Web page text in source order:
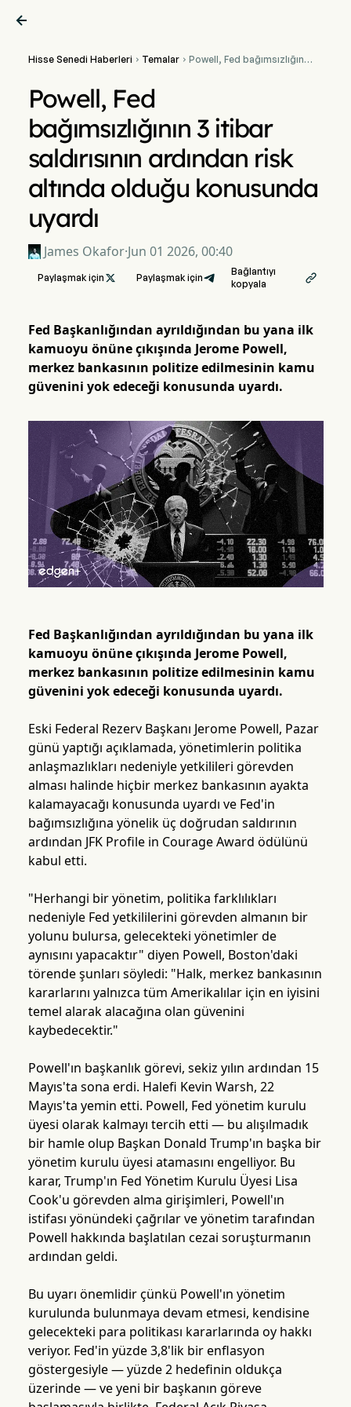

Hisse Senedi Haberleri  Temalar Powell, Fed bağımsızlığının
Powell, Fed
bağımsızlığının 3 itibar
saldırısının ardından risk
altında olduğu konusunda
uyardı
James Okafor·Jun 01 2026, 00:40
Paylaşmak için  Paylaşmak için
Bağlantıyı
kopyala

Fed Başkanlığından ayrıldığından bu yana ilk
kamuoyu önüne çıkışında Jerome Powell,
merkez bankasının politize edilmesinin kamu
güvenini yok edeceği konusunda uyardı.
Fed Başkanlığından ayrıldığından bu yana ilk
kamuoyu önüne çıkışında Jerome Powell,
merkez bankasının politize edilmesinin kamu
güvenini yok edeceği konusunda uyardı.
Eski Federal Rezerv Başkanı Jerome Powell, Pazar
günü yaptığı açıklamada, yönetimlerin politika
anlaşmazlıkları nedeniyle yetkilileri görevden
alması halinde hiçbir merkez bankasının ayakta
kalamayacağı konusunda uyardı ve Fed'in
bağımsızlığına yönelik üç doğrudan saldırının
ardından JFK Profile in Courage Award ödülünü
kabul etti.
"Herhangi bir yönetim, politika farklılıkları
nedeniyle Fed yetkililerini görevden almanın bir
yolunu bulursa, gelecekteki yönetimler de
aynısını yapacaktır" diyen Powell, Boston'daki
törende şunları söyledi: "Halk, merkez bankasının
kararlarını yalnızca tüm Amerikalılar için en iyisini
temel alarak alacağına olan güvenini
kaybedecektir."
Powell'ın başkanlık görevi, sekiz yılın ardından 15
Mayıs'ta sona erdi. Halefi Kevin Warsh, 22
Mayıs'ta yemin etti. Powell, Fed yönetim kurulu
üyesi olarak kalmayı tercih etti — bu alışılmadık
bir hamle olup Başkan Donald Trump'ın başka bir
yönetim kurulu üyesi atamasını engelliyor. Bu
karar, Trump'ın Fed Yönetim Kurulu Üyesi Lisa
Cook'u görevden alma girişimleri, Powell'ın
istifası yönündeki çağrılar ve yönetim tarafından
Powell hakkında başlatılan cezai soruşturmanın
ardından geldi.
Bu uyarı önemlidir çünkü Powell'ın yönetim
kurulunda bulunmaya devam etmesi, kendisine
gelecekteki para politikası kararlarında oy hakkı
veriyor. Fed'in yüzde 3,8'lik bir enflasyon
göstergesiyle — yüzde 2 hedefinin oldukça
üzerinde — ve yeni bir başkanın göreve